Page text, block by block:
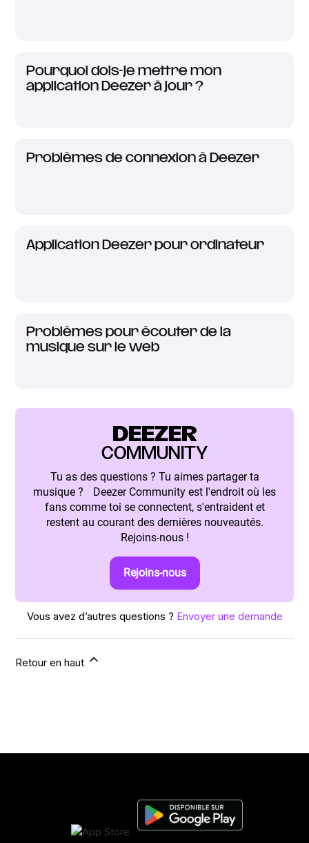
Pourquoi dois-je mettre mon
application Deezer à jour ?
Problèmes de connexion à Deezer
Application Deezer pour ordinateur
Problèmes pour écouter de la
musique sur le web
DEEZER
COMMUNITY
Tu as des questions ? Tu aimes partager ta
musique ? Deezer Community est l'endroit où les
fans comme toi se connectent, s'entraident et
restent au courant des dernières nouveautés.
Rejoins-nous !
Rejoins-nous
Vous avez d’autres questions ? Envoyer une demande
Retour en haut